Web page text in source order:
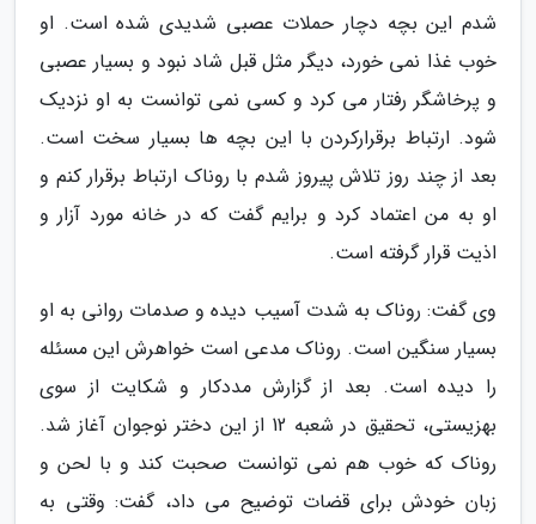
شدم این بچه دچار حملات عصبی شدیدی شده است. او
خوب غذا نمی خورد، دیگر مثل قبل شاد نبود و بسیار عصبی
و پرخاشگر رفتار می کرد و کسی نمی توانست به او نزدیک
شود. ارتباط برقرارکردن با این بچه ها بسیار سخت است.
بعد از چند روز تلاش پیروز شدم با روناک ارتباط برقرار کنم و
او به من اعتماد کرد و برایم گفت که در خانه مورد آزار و
اذیت قرار گرفته است.
وی گفت: روناک به شدت آسیب دیده و صدمات روانی به او
بسیار سنگین است. روناک مدعی است خواهرش این مسئله
را دیده است. بعد از گزارش مددکار و شکایت از سوی
بهزیستی، تحقیق در شعبه 12 از این دختر نوجوان آغاز شد.
روناک که خوب هم نمی توانست صحبت کند و با لحن و
زبان خودش برای قضات توضیح می داد، گفت: وقتی به